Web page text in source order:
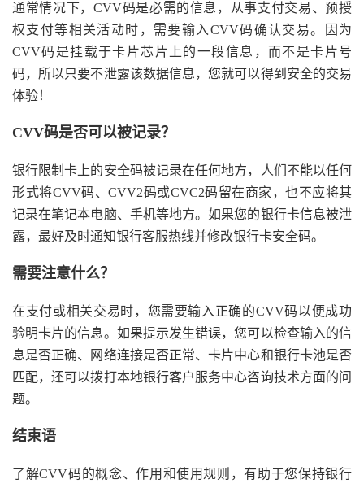
通常情况下，CVV码是必需的信息，从事支付交易、预授
权支付等相关活动时，需要输入CVV码确认交易。因为
CVV码是挂载于卡片芯片上的一段信息，而不是卡片号
码，所以只要不泄露该数据信息，您就可以得到安全的交易
体验！
CVV码是否可以被记录？
银行限制卡上的安全码被记录在任何地方，人们不能以任何
形式将CVV码、CVV2码或CVC2码留在商家，也不应将其
记录在笔记本电脑、手机等地方。如果您的银行卡信息被泄
露，最好及时通知银行客服热线并修改银行卡安全码。
需要注意什么？
在支付或相关交易时，您需要输入正确的CVV码以便成功
验明卡片的信息。如果提示发生错误，您可以检查输入的信
息是否正确、网络连接是否正常、卡片中心和银行卡池是否
匹配，还可以拨打本地银行客户服务中心咨询技术方面的问
题。
结束语
了解CVV码的概念、作用和使用规则，有助于您保持银行